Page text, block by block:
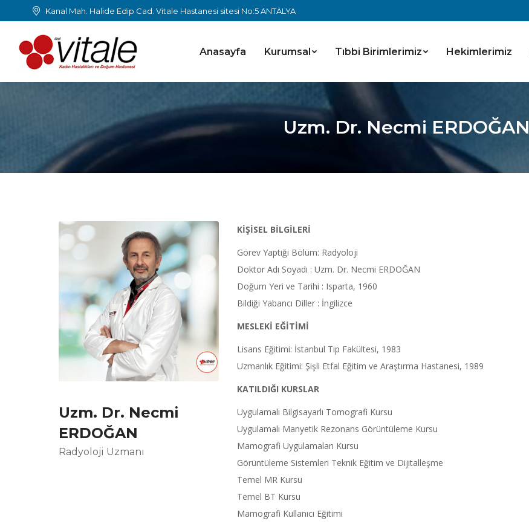
Kanal Mah. Halide Edip Cad. Vitale Hastanesi sitesi No:5 ANTALYA
Anasayfa Kurumsal Tıbbi Birimlerimiz Hekimlerimiz
Uzm. Dr. Necmi ERDOĞAN
Uzm. Dr. Necmi
ERDOĞAN
Radyoloji Uzmanı
KİŞİSEL BİLGİLERİ
Görev Yaptığı Bölüm: Radyoloji
Doktor Adı Soyadı : Uzm. Dr. Necmi ERDOĞAN
Doğum Yeri ve Tarihi : Isparta, 1960
Bildiği Yabancı Diller : İngilizce
MESLEKİ EĞİTİMİ
Lisans Eğitimi: İstanbul Tıp Fakültesi, 1983
Uzmanlık Eğitimi: Şişli Etfal Eğitim ve Araştırma Hastanesi, 1989
KATILDIĞI KURSLAR
Uygulamalı Bilgisayarlı Tomografi Kursu
Uygulamalı Manyetik Rezonans Görüntüleme Kursu
Mamografi Uygulamaları Kursu
Görüntüleme Sistemleri Teknik Eğitim ve Dijitalleşme
Temel MR Kursu
Temel BT Kursu
Mamografi Kullanıcı Eğitimi